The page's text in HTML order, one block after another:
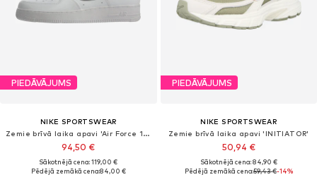
PIEDĀVĀJUMS
NIKE SPORTSWEAR
Zemie brīvā laika apavi 'Air Force 1 '07'
94,50 €
Sākotnējā cena: 119,00 €
Pēdējā zemākā cena:84,00 €
PIEDĀVĀJUMS
NIKE SPORTSWEAR
Zemie brīvā laika apavi 'INITIATOR'
50,94 €
Sākotnējā cena: 84,90 €
Pēdējā zemākā cena:59,43 €-14%